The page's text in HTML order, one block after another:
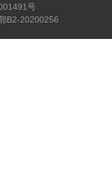
号
B2-20200256